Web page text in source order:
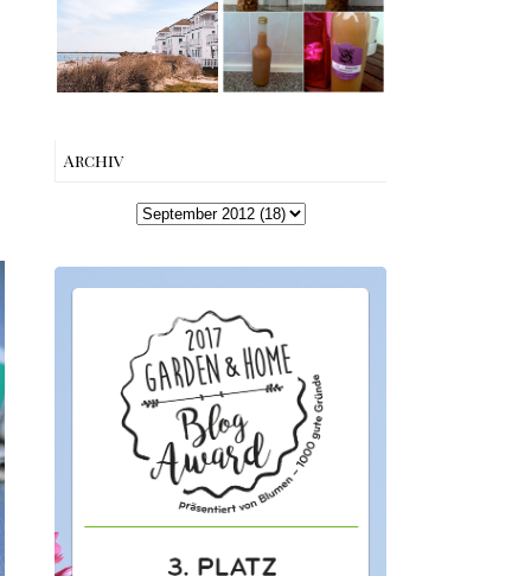
Schleiregion
machen –
einfaches
Rezept &
Geschenkidee
Archiv